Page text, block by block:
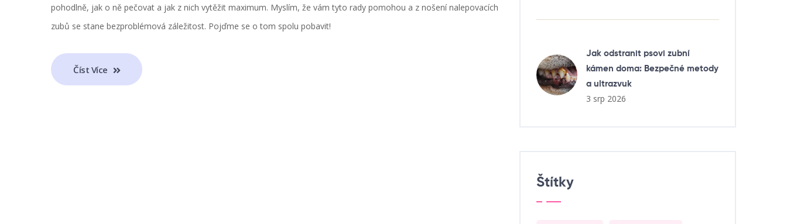
pohodlně, jak o ně pečovat a jak z nich vytěžit maximum. Myslím, že vám tyto rady pomohou a z nošení nalepovacích
zubů se stane bezproblémová záležitost. Pojďme se o tom spolu pobavit!
Číst Více
Jak odstranit psovi zubní
kámen doma: Bezpečné metody
a ultrazvuk
3 srp 2026
Štítky